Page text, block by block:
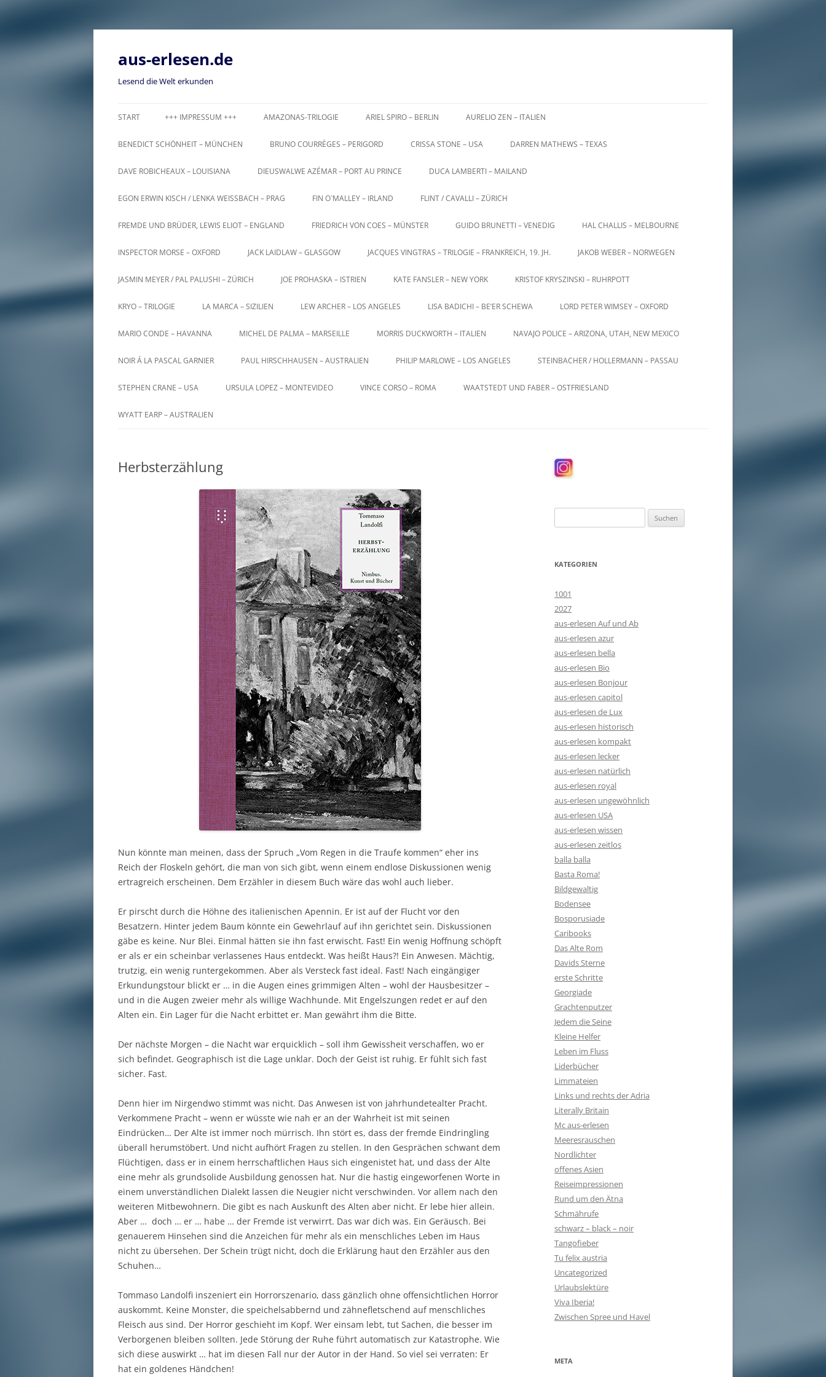
Zum
aus-erlesen.de
Lesend die Welt erkunden
START +++ IMPRESSUM +++ AMAZONAS-TRILOGIE ARIEL SPIRO – BERLIN AURELIO ZEN – ITALIEN
BENEDICT SCHÖNHEIT – MÜNCHEN BRUNO COURRÈGES – PERIGORD CRISSA STONE – USA DARREN MATHEWS – TEXAS
DAVE ROBICHEAUX – LOUISIANA DIEUSWALWE AZÉMAR – PORT AU PRINCE DUCA LAMBERTI – MAILAND
EGON ERWIN KISCH / LENKA WEISSBACH – PRAG FIN O`MALLEY – IRLAND FLINT / CAVALLI – ZÜRICH
FREMDE UND BRÜDER, LEWIS ELIOT – ENGLAND FRIEDRICH VON COES – MÜNSTER GUIDO BRUNETTI – VENEDIG HAL CHALLIS – MELBOURNE
INSPECTOR MORSE – OXFORD JACK LAIDLAW – GLASGOW JACQUES VINGTRAS – TRILOGIE – FRANKREICH, 19. JH. JAKOB WEBER – NORWEGEN
JASMIN MEYER / PAL PALUSHI – ZÜRICH JOE PROHASKA – ISTRIEN KATE FANSLER – NEW YORK KRISTOF KRYSZINSKI – RUHRPOTT
KRYO – TRILOGIE LA MARCA – SIZILIEN LEW ARCHER – LOS ANGELES LISA BADICHI – BE’ER SCHEWA LORD PETER WIMSEY – OXFORD
MARIO CONDE – HAVANNA MICHEL DE PALMA – MARSEILLE MORRIS DUCKWORTH – ITALIEN NAVAJO POLICE – ARIZONA, UTAH, NEW MEXICO
NOIR Á LA PASCAL GARNIER PAUL HIRSCHHAUSEN – AUSTRALIEN PHILIP MARLOWE – LOS ANGELES STEINBACHER / HOLLERMANN – PASSAU
STEPHEN CRANE – USA URSULA LOPEZ – MONTEVIDEO VINCE CORSO – ROMA WAATSTEDT UND FABER – OSTFRIESLAND
WYATT EARP – AUSTRALIEN
Herbsterzählung
Nun könnte man meinen, dass der Spruch „Vom Regen in die Traufe kommen“ eher ins
Reich der Floskeln gehört, die man von sich gibt, wenn einem endlose Diskussionen wenig
ertragreich erscheinen. Dem Erzähler in diesem Buch wäre das wohl auch lieber.
Er pirscht durch die Höhne des italienischen Apennin. Er ist auf der Flucht vor den
Besatzern. Hinter jedem Baum könnte ein Gewehrlauf auf ihn gerichtet sein. Diskussionen
gäbe es keine. Nur Blei. Einmal hätten sie ihn fast erwischt. Fast! Ein wenig Hoffnung schöpft
er als er ein scheinbar verlassenes Haus entdeckt. Was heißt Haus?! Ein Anwesen. Mächtig,
trutzig, ein wenig runtergekommen. Aber als Versteck fast ideal. Fast! Nach eingängiger
Erkundungstour blickt er … in die Augen eines grimmigen Alten – wohl der Hausbesitzer –
und in die Augen zweier mehr als willige Wachhunde. Mit Engelszungen redet er auf den
Alten ein. Ein Lager für die Nacht erbittet er. Man gewährt ihm die Bitte.
Der nächste Morgen – die Nacht war erquicklich – soll ihm Gewissheit verschaffen, wo er
sich befindet. Geographisch ist die Lage unklar. Doch der Geist ist ruhig. Er fühlt sich fast
sicher. Fast.
Denn hier im Nirgendwo stimmt was nicht. Das Anwesen ist von jahrhundetealter Pracht.
Verkommene Pracht – wenn er wüsste wie nah er an der Wahrheit ist mit seinen
Eindrücken… Der Alte ist immer noch mürrisch. Ihn stört es, dass der fremde Eindringling
überall herumstöbert. Und nicht aufhört Fragen zu stellen. In den Gesprächen schwant dem
Flüchtigen, dass er in einem herrschaftlichen Haus sich eingenistet hat, und dass der Alte
eine mehr als grundsolide Ausbildung genossen hat. Nur die hastig eingeworfenen Worte in
einem unverständlichen Dialekt lassen die Neugier nicht verschwinden. Vor allem nach den
weiteren Mitbewohnern. Die gibt es nach Auskunft des Alten aber nicht. Er lebe hier allein.
Aber … doch … er … habe … der Fremde ist verwirrt. Das war dich was. Ein Geräusch. Bei
genauerem Hinsehen sind die Anzeichen für mehr als ein menschliches Leben im Haus
nicht zu übersehen. Der Schein trügt nicht, doch die Erklärung haut den Erzähler aus den
Schuhen…
Tommaso Landolfi inszeniert ein Horrorszenario, dass gänzlich ohne offensichtlichen Horror
auskommt. Keine Monster, die speichelsabbernd und zähnefletschend auf menschliches
Fleisch aus sind. Der Horror geschieht im Kopf. Wer einsam lebt, tut Sachen, die besser im
Verborgenen bleiben sollten. Jede Störung der Ruhe führt automatisch zur Katastrophe. Wie
sich diese auswirkt … hat im diesen Fall nur der Autor in der Hand. So viel sei verraten: Er
hat ein goldenes Händchen!
nach:
KATEGORIEN
1001
2027
aus-erlesen Auf und Ab
aus-erlesen azur
aus-erlesen bella
aus-erlesen Bio
aus-erlesen Bonjour
aus-erlesen capitol
aus-erlesen de Lux
aus-erlesen historisch
aus-erlesen kompakt
aus-erlesen lecker
aus-erlesen natürlich
aus-erlesen royal
aus-erlesen ungewöhnlich
aus-erlesen USA
aus-erlesen wissen
aus-erlesen zeitlos
balla balla
Basta Roma!
Bildgewaltig
Bodensee
Bosporusiade
Caribooks
Das Alte Rom
Davids Sterne
erste Schritte
Georgiade
Grachtenputzer
Jedem die Seine
Kleine Helfer
Leben im Fluss
Liderbücher
Limmateien
Links und rechts der Adria
Literally Britain
Mc aus-erlesen
Meeresrauschen
Nordlichter
offenes Asien
Reiseimpressionen
Rund um den Ätna
Schmährufe
schwarz – black – noir
Tangofieber
Tu felix austria
Uncategorized
Urlaubslektüre
Viva Iberia!
Zwischen Spree und Havel
META